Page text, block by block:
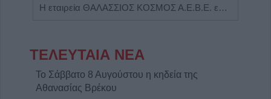
Η εταιρεία ΘΑΛΑΣΣΙΟΣ ΚΟΣΜΟΣ Α.Ε.Β.Ε. επιθυμεί να προσλάβει Αποθηκάριο
ΤΕΛΕΥΤΑΙΑ ΝΕΑ
Το Σάββατο 8 Αυγούστου η κηδεία της
Αθανασίας Βρέκου